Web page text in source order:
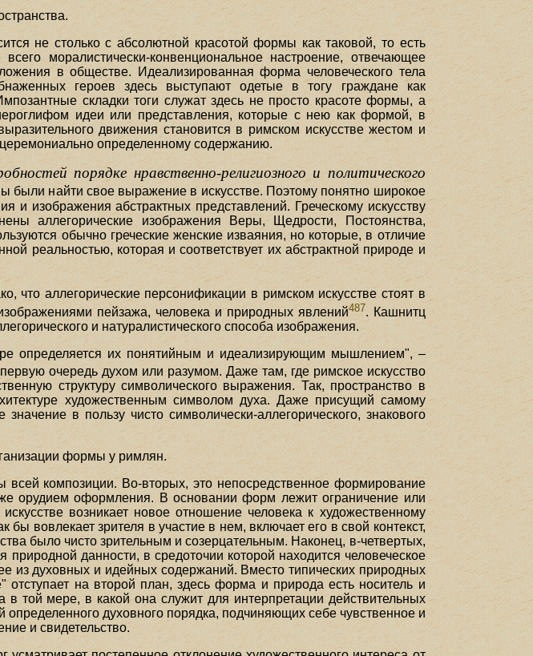
не столько с абсолютной красотой формы как таковой, то есть
моралистически-конвенциональное настроение, отвечающее
в обществе. Идеализированная форма человеческого тела
героев здесь выступают одетые в тогу граждане как
складки тоги служат здесь не просто красоте формы, а
идеи или представления, которые с нею как формой, в
движения становится в римском искусстве жестом и
церемониально определенному содержанию.
порядке нравственно-религиозного и политического
найти свое выражение в искусстве. Поэтому понятно широкое
и изображения абстрактных представлений. Греческому искусству
аллегорические изображения Веры, Щедрости, Постоянства,
обычно греческие женские изваяния, но которые, в отличие
реальностью, которая и соответствует их абстрактной природе и
что аллегорические персонификации в римском искусстве стоят в
пейзажа, человека и природных явлений487. Кашнитц
и натуралистического способа изображения.
определяется их понятийным и идеализирующим мышлением", –
очередь духом или разумом. Даже там, где римское искусство
структуру символического выражения. Так, пространство в
художественным символом духа. Даже присущий самому
в пользу чисто символически-аллегорического, знакового
формы у римлян.
композиции. Во-вторых, это непосредственное формирование
орудием оформления. В основании форм лежит ограничение или
возникает новое отношение человека к художественному
вовлекает зрителя в участие в нем, включает его в свой контекст,
было чисто зрительным и созерцательным. Наконец, в-четвертых,
данности, в средоточии которой находится человеческое
из духовных и идейных содержаний. Вместо типических природных
на второй план, здесь форма и природа есть носитель и
той мере, в какой она служит для интерпретации действительных
духовного порядка, подчиняющих себе чувственное и
и свидетельство.